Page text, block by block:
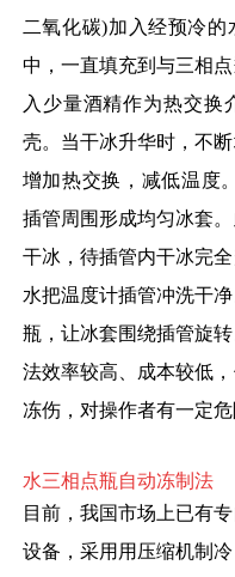
二氧化碳)加入经预冷
中，一直填充到与三相
入少量酒精作为热交换
壳。当干冰升华时，不
增加热交换，减低温度
插管周围形成均匀冰套
干冰，待插管内干冰完
水把温度计插管冲洗干
瓶，让冰套围绕插管旋
法效率较高、成本较低
冻伤，对操作者有一定危
水三相点瓶自动冻制法
目前，我国市场上已有
设备，采用用压缩机制